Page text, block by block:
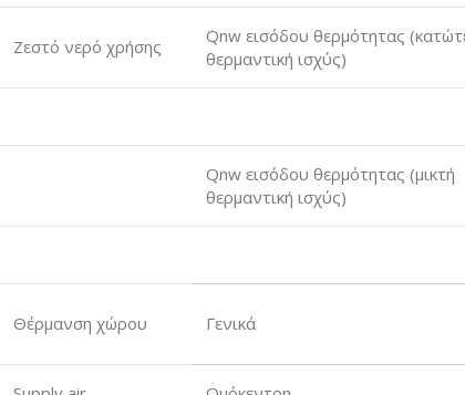
Ζεστό νερό χρήσης
Qnw εισόδου θερμότητας
θερμαντική ισχύς)
Qnw εισόδου θερμότητας (μικτή
θερμαντική ισχύς)
Θέρμανση χώρου Γενικά